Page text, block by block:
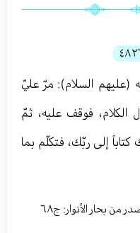
(عليهم السلام): مرّ عليّ
الكلام، فوقف عليه، ثمّ
إلى ربّك، فتكلّم بما
من بحار الأنوار: ج٦٨